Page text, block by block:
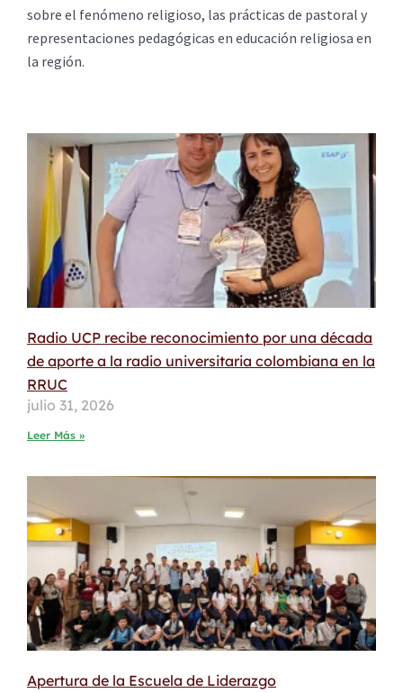
sobre el fenómeno religioso, las prácticas de pastoral y
representaciones pedagógicas en educación religiosa en
la región.
Radio UCP recibe reconocimiento por una década
de aporte a la radio universitaria colombiana en la
RRUC
julio 31, 2026
Leer Más »
Apertura de la Escuela de Liderazgo